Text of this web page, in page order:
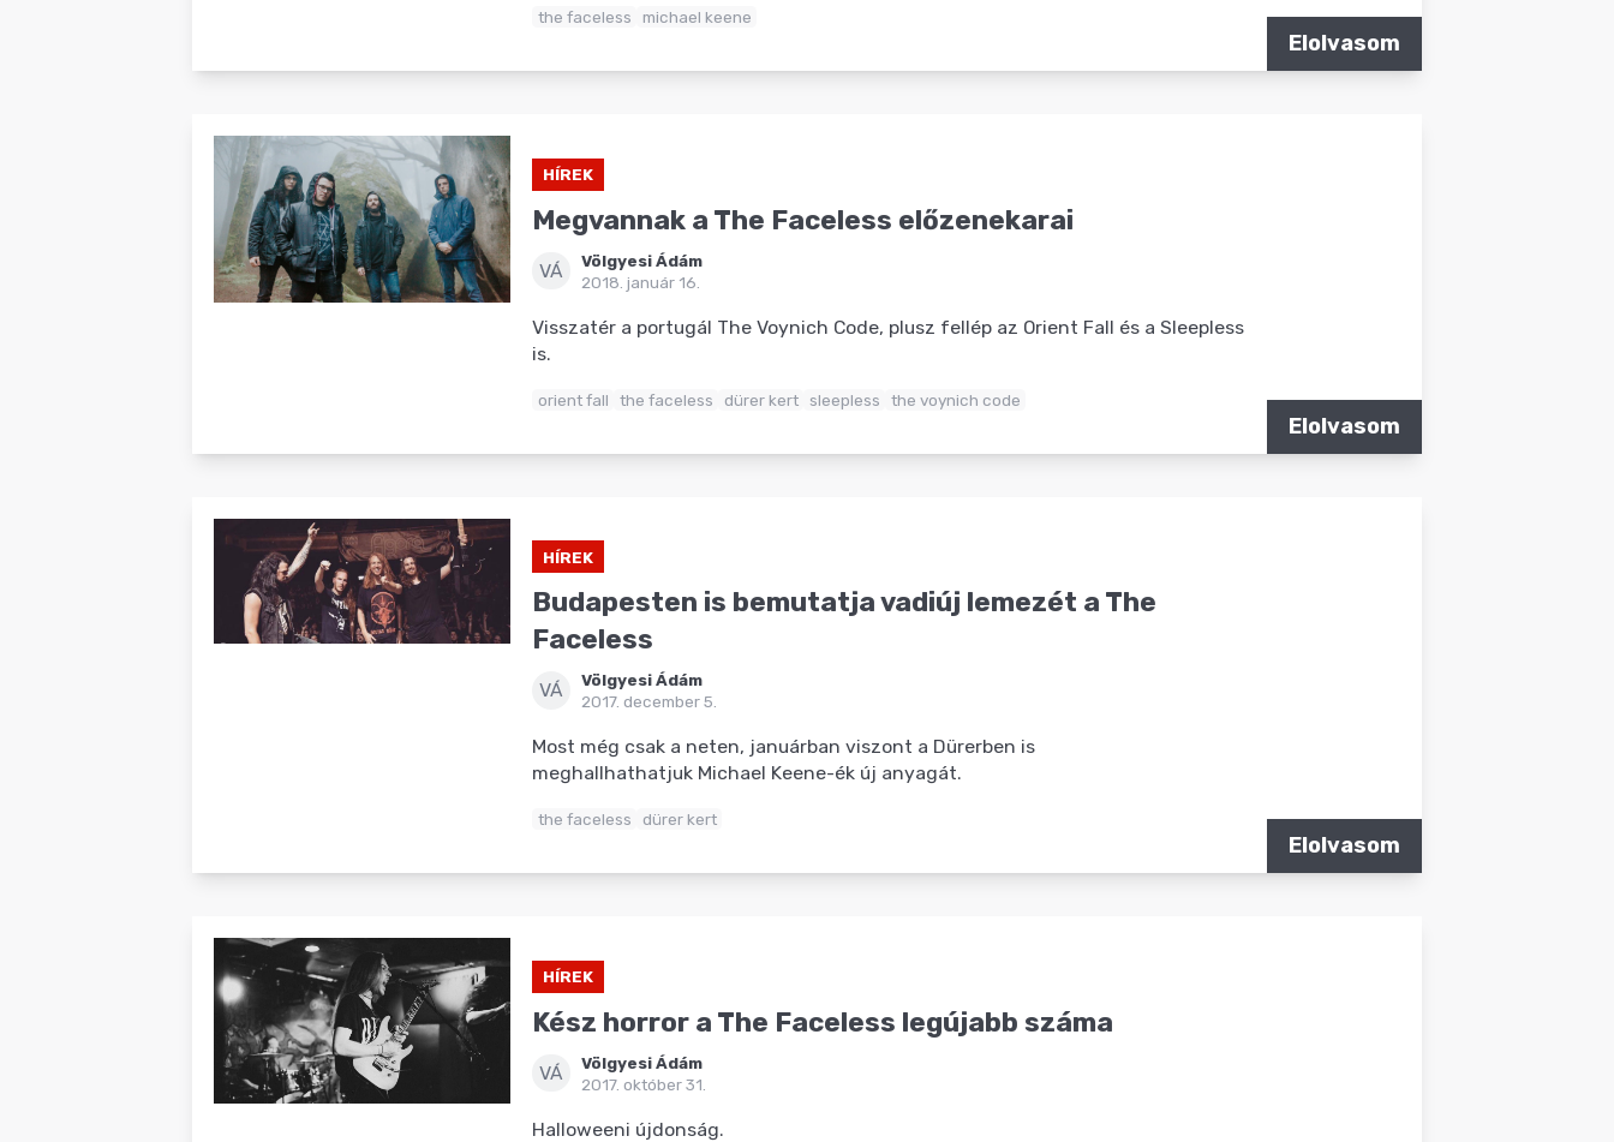
the faceless michael keene
Elolvasom
HÍREK
Megvannak a The Faceless előzenekarai
VÁ
Völgyesi Ádám
2018. január 16.
Visszatér a portugál The Voynich Code, plusz fellép az Orient Fall és a Sleepless
is.
orient fall the faceless dürer kert sleepless the voynich code
Elolvasom
HÍREK
Budapesten is bemutatja vadiúj lemezét a The
Faceless
VÁ
Völgyesi Ádám
2017. december 5.
Most még csak a neten, januárban viszont a Dürerben is
meghallhathatjuk Michael Keene-ék új anyagát.
the faceless dürer kert
Elolvasom
HÍREK
Kész horror a The Faceless legújabb száma
VÁ
Völgyesi Ádám
2017. október 31.
Halloweeni újdonság.